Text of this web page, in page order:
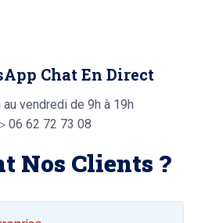
Chat En Direct
au vendredi de 9h à 19h
06 62 72 73 08
Nos Clients ?